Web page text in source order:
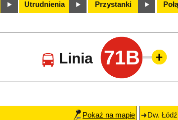
Utrudnienia Przystanki
Linia 71B
Pokaż na mapie
Dw.